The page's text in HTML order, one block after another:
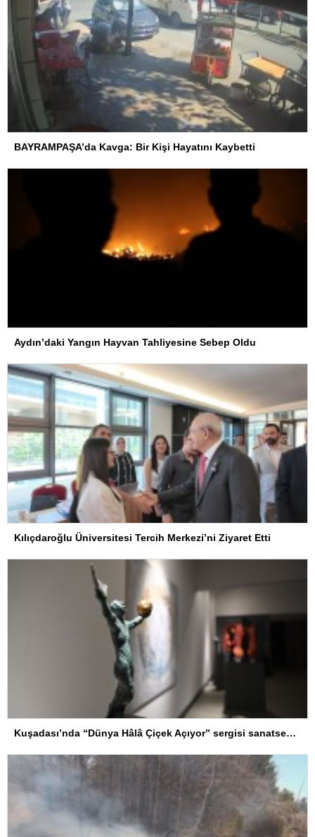
BAYRAMPAŞA’da Kavga: Bir Kişi Hayatını Kaybetti
Aydın’daki Yangın Hayvan Tahliyesine Sebep Oldu
Kılıçdaroğlu Üniversitesi Tercih Merkezi’ni Ziyaret Etti
Kuşadası’nda “Dünya Hâlâ Çiçek Açıyor” sergisi sanatseverlerle buluşuyor